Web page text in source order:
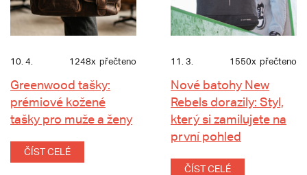
10. 4. 1248x přečteno
Greenwood tašky:
prémiové kožené
tašky pro muže a ženy
ČÍST CELÉ
11. 3. 1550x přečteno
Nové batohy New
Rebels dorazily: Styl,
který si zamilujete na
první pohled
ČÍST CELÉ